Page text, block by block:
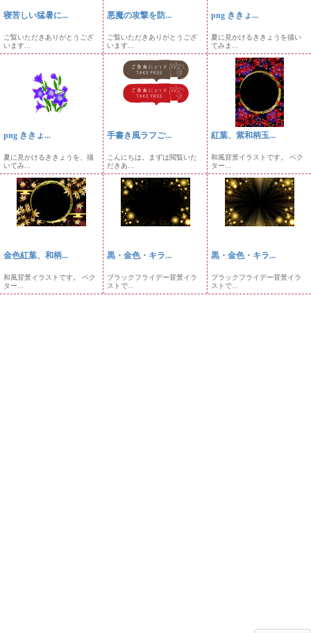
寝苦しい猛暑に...
ご覧いただきありがとうござ
います...
悪魔の攻撃を防...
ご覧いただきありがとうござ
います...
png ききょ...
夏に見かけるききょうを描い
てみま...
png ききょ...
夏に見かけるききょうを、描
いてみ...
手書き風ラフご...
こんにちは。まずは閲覧いた
だきあ...
紅葉、紫和柄玉...
和風背景イラストです。 ベク
ター...
金色紅葉、和柄...
和風背景イラストです。 ベク
ター...
黒・金色・キラ...
ブラックフライデー背景イラ
ストで...
黒・金色・キラ...
ブラックフライデー背景イラ
ストで...